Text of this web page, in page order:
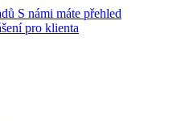
S námi máte přehled
pro klienta